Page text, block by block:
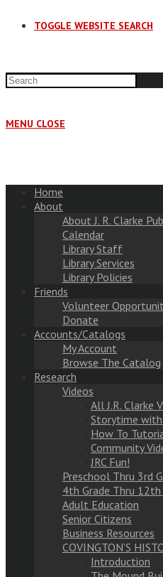
TOGGLE WEBSITE SEARCH
MENU CLOSE
Home
About
About J. R. Clarke
Calendar
Library Staff
Library Services
Library Policies
Friends
Volunteer
Donate
Accounts/Catalogs
My Account
Browse The Catalog
Research
Videos
All J.R. Clarke
Storytime with
How To
Community
JRC Fun!
Preschool Thru 3rd
4th Grade Thru 12th
Adult Education
Senior Citizens
Business Resources
COVINGTON’S
Introduction